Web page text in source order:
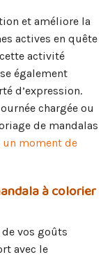
et améliore la
actives en quête
activité
également
d’expression.
chargée ou
de mandalas
un moment de
à colorier
vos goûts
avec le